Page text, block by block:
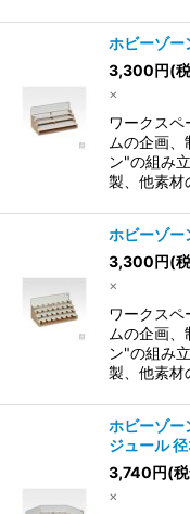
ホビーゾ
3,300円(
×
ワークスペ
ムの企画
ン"の組み
製、他素材
ホビーゾ
3,300円(
×
ワークスペ
ムの企画
ン"の組み
製、他素材
ホビーゾ
ジュール
3,740円(
×